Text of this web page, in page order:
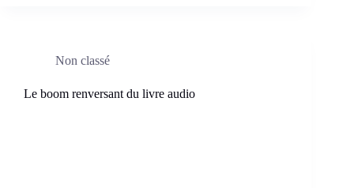
Non classé
Le boom renversant du livre audio